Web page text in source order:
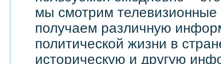
мы смотрим телевизионные
получаем различную
политической жизни в
историческую и другую